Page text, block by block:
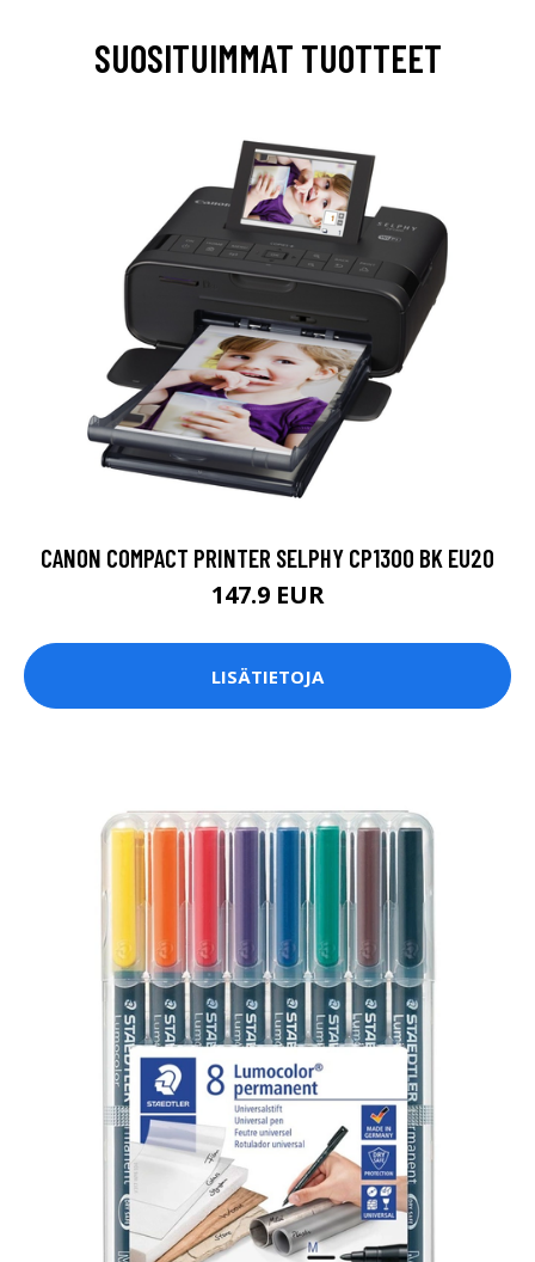
SUOSITUIMMAT TUOTTEET
CANON COMPACT PRINTER SELPHY CP1300 BK EU20
147.9 EUR
LISÄTIETOJA